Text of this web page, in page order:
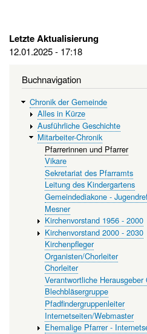
Letzte Aktualisierung
12.01.2025 - 17:18
Buchnavigation
Chronik der Gemeinde
Alles in Kürze
Ausführliche Geschichte
Mitarbeiter-Chronik
Pfarrerinnen und Pfarrer
Vikare
Sekretariat des Pfarramts
Leitung des Kindergartens
Gemeindediakone -
Mesner
Kirchenvorstand 1956 - 2000
Kirchenvorstand 2000 - 2030
Kirchenpfleger
Organisten/Chorleiter
Chorleiter
Verantwortliche
Blechbläsergruppe
Pfadfindergruppenleiter
Internetseiten/Webmaster
Ehemalige Pfarrer -